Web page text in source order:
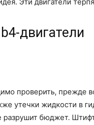
двигатели
проверить, прежде
утечки жидкости в
разрушит бюджет.